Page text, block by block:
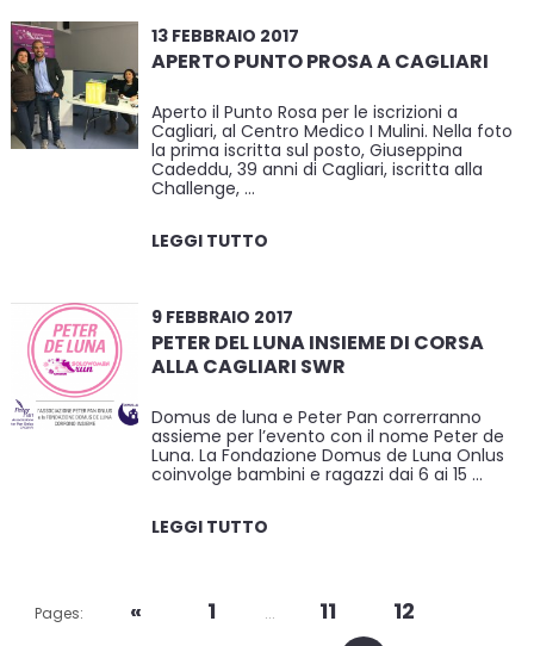
13 FEBBRAIO 2017
APERTO PUNTO PROSA A CAGLIARI
Aperto il Punto Rosa per le iscrizioni a
Cagliari, al Centro Medico I Mulini. Nella foto
la prima iscritta sul posto, Giuseppina
Cadeddu, 39 anni di Cagliari, iscritta alla
Challenge, …
LEGGI TUTTO
9 FEBBRAIO 2017
PETER DEL LUNA INSIEME DI CORSA
ALLA CAGLIARI SWR
Domus de luna e Peter Pan correrranno
assieme per l’evento con il nome Peter de
Luna. La Fondazione Domus de Luna Onlus
coinvolge bambini e ragazzi dai 6 ai 15 …
LEGGI TUTTO
Pages: « 1 ... 11
12